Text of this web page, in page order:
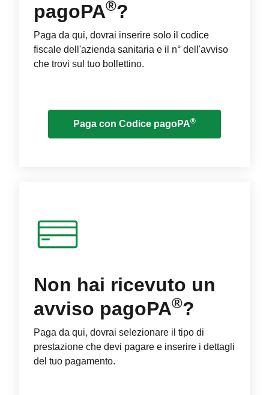
pagoPA®?
Paga da qui, dovrai inserire solo il codice
fiscale dell'azienda sanitaria e il n° dell'avviso
che trovi sul tuo bollettino.
Paga con Codice pagoPA®
Non hai ricevuto un
avviso pagoPA®?
Paga da qui, dovrai selezionare il tipo di
prestazione che devi pagare e inserire i dettagli
del tuo pagamento.